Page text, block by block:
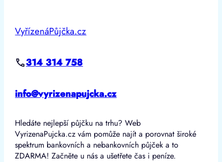
VyřízenáPůjčka.cz
314 314 758
info@vyrizenapujcka.cz
Hledáte nejlepší půjčku na trhu? Web
VyrizenaPujcka.cz vám pomůže najít a porovnat široké
spektrum bankovních a nebankovních půjček a to
ZDARMA! Začněte u nás a ušetřete čas i peníze.